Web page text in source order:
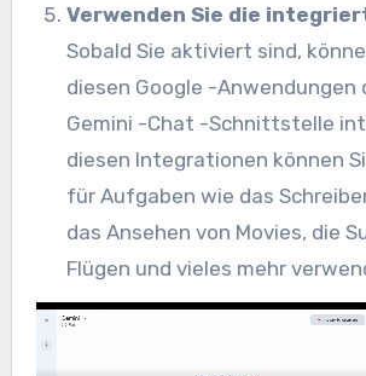
Verwenden Sie die
Sobald Sie aktiviert sind,
diesen Google -Anwendungen
Gemini -Chat -Schnittstelle
diesen Integrationen können
für Aufgaben wie das
das Ansehen von Movies, die
Flügen und vieles mehr